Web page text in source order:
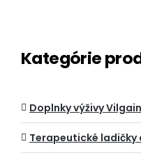
Kategórie
Doplnky výživy Vilgain
Terapeutické ladičky